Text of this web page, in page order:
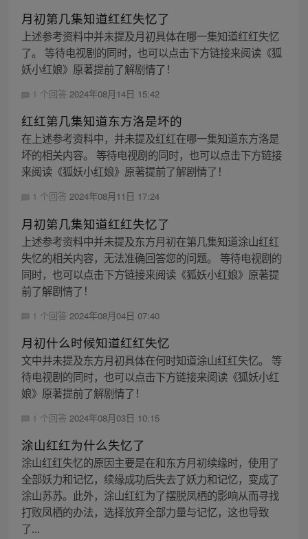
月初第几集知道红红失忆了
上述参考资料中并未提及月初具体在哪一集知道红红失忆
了。 等待电视剧的同时，也可以点击下方链接来阅读《狐
妖小红娘》原著提前了解剧情了！
1 个回答 2024年08月14日 15:42
红红第几集知道东方洛是坏的
在上述参考资料中，并未提及红红在哪一集知道东方洛是
坏的相关内容。 等待电视剧的同时，也可以点击下方链接
来阅读《狐妖小红娘》原著提前了解剧情了！
1 个回答 2024年08月11日 17:24
月初第几集知道红红失忆了
上述参考资料中并未提及东方月初在第几集知道涂山红红
失忆的相关内容，无法准确回答您的问题。 等待电视剧的
同时，也可以点击下方链接来阅读《狐妖小红娘》原著提
前了解剧情了！
1 个回答 2024年08月04日 07:40
月初什么时候知道红红失忆
文中并未提及东方月初具体在何时知道涂山红红失忆。 等
待电视剧的同时，也可以点击下方链接来阅读《狐妖小红
娘》原著提前了解剧情了！
1 个回答 2024年08月03日 10:15
涂山红红为什么失忆了
涂山红红失忆的原因主要是在和东方月初续缘时，使用了
全部妖力和记忆，续缘成功后失去了妖力和记忆，变成了
涂山苏苏。此外，涂山红红为了摆脱凤栖的影响从而寻找
打败凤栖的办法，选择放弃全部力量与记忆，这也导致
了...